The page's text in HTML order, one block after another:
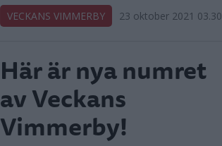
VECKANS VIMMERBY 23 oktober 2021 03.30
Här är nya numret
av Veckans
Vimmerby!